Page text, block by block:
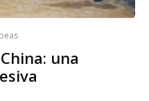
una